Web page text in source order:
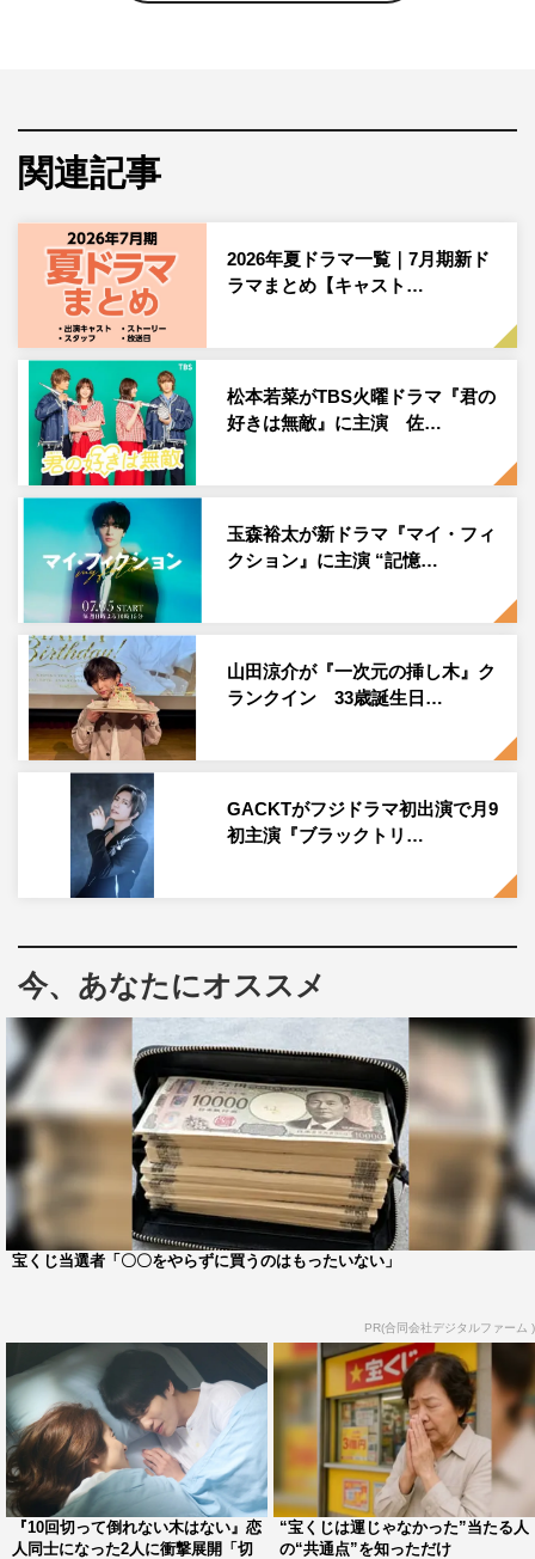
志尊淳が主演を務めるドラマ『10回切って倒れない木はな
い』（日本テレビ系 毎週（日）午後10時30分）の第7話
が5月24日に放送された（※以下、ネタバレを含みま
す）。
本作は、秋元康が企画を手掛けるオリジナルドラマ。韓国
有数の財閥の養子となった青年と、貧しさを乗り越えて医
師になった女性が、困難に立ち向かっていく純愛ラブスト
東京のホテルを守るため副支配人として奮闘するミンソク
（志尊淳）。そんな中、映里（長濱ねる）が「私と結婚す
ればあなたもホテルも救われる」と結婚を迫る。さらに映
里はキョンファ（キム・ジュリョン）がミンソクを横領で
訴える準備をしていると脅し、診療所にも悪評が及ぶと告
げる。みんなの大切な場所を守りたい一心で、ミンソクは
診療所を去ることに…。
ミンソクが出て行ったことを知った桃子（仁村紗和）は、
ミンソクが残した補助金制度に関する資料と“僕はあきら
決意を固める。桃子とミンソクの思いに風見（でんでん）
も心を動かされ、拓人（京本大我）もサテライト化が白紙
になったことに安堵する。
一方、映里を呼び出したミンソクは結婚を拒絶し、桃子へ
の想いをはっきりと伝える。ミンソクにしっかりと振ら
れ、診療所で風見の言葉に涙を流す映里。そして“訴訟の
話はうそだった”と素直に謝罪した映里の思いを受け止
関連記事
2026年夏ドラマ一覧｜7月期新ド
ラマまとめ【キャスト…
松本若菜がTBS火曜ドラマ『君の
好きは無敵』に主演 佐…
玉森裕太が新ドラマ『マイ・フィ
クション』に主演 “記憶…
山田涼介が『一次元の挿し木』ク
ランクイン 33歳誕生日…
GACKTがフジドラマ初出演で月9
初主演『ブラックトリ…
今、あなたにオススメ
宝くじ当選者「〇〇をやらずに買うのはもったいない」
PR(合同会社デジタルファーム )
『10回切って倒れない木はない』恋
人同士になった2人に衝撃展開「切
“宝くじは運じゃなかった”当たる人
の“共通点”を知っただけ